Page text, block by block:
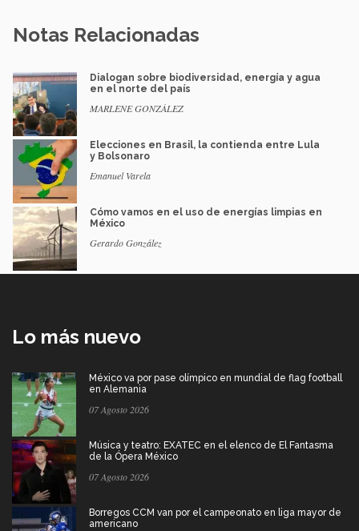
Notas Relacionadas
Dialogan sobre biodiversidad, energía y agua
en el norte del país
MARLENE GONZÁLEZ
Elecciones en Brasil, la contienda entre Lula
y Bolsonaro
Emanuel Varela
Cómo vamos en el uso de energías limpias en
México
Gerardo González
Lo más nuevo
México va por pase olímpico en mundial de flag football
en Alemania
07 Agosto 2026
Música y teatro: EXATEC en el elenco de El Fantasma
de la Ópera México
07 Agosto 2026
Borregos CCM van por el campeonato en liga mayor de
americano